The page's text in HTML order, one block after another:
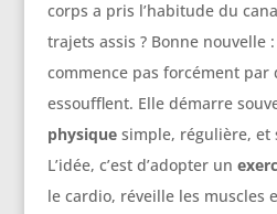
corps a pris l’habitude du
trajets assis ? Bonne nouvelle
commence pas forcément par
essoufflent. Elle démarre
physiquesimple, régulière, et
L’idée, c’est d’adopter un
le cardio, réveille les muscles